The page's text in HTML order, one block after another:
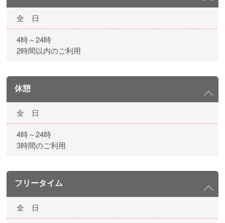
全 日
4時～24時
2時間以内のご利用
休憩
全 日
4時～24時
3時間のご利用
フリータイム
全 日